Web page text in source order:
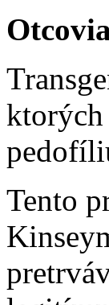
ktorých
Tento